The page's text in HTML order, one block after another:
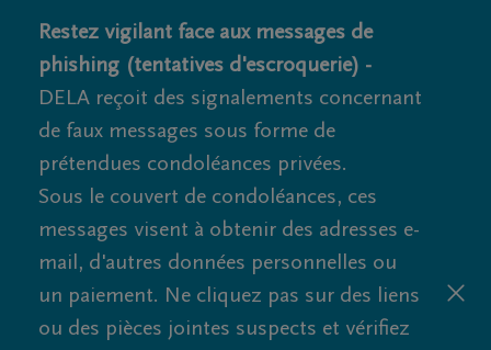
Restez vigilant face aux messages de
phishing (tentatives d'escroquerie) -
DELA reçoit des signalements concernant
de faux messages sous forme de
prétendues condoléances privées.
Sous le couvert de condoléances, ces
messages visent à obtenir des adresses e-
mail, d'autres données personnelles ou
un paiement. Ne cliquez pas sur des liens
ou des pièces jointes suspects et vérifiez